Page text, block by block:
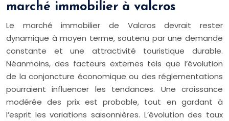
marché immobilier à valcros
Le marché immobilier de Valcros devrait rester
dynamique à moyen terme, soutenu par une demande
constante et une attractivité touristique durable.
Néanmoins, des facteurs externes tels que l’évolution
de la conjoncture économique ou des réglementations
pourraient influencer les tendances. Une croissance
modérée des prix est probable, tout en gardant à
l’esprit les variations saisonnières. L’évolution des taux